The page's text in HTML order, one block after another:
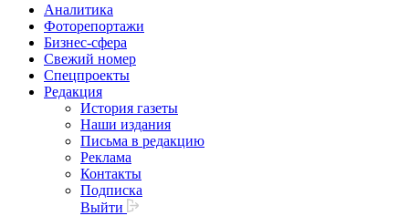
Аналитика
Фоторепортажи
Бизнес-сфера
Свежий номер
Спецпроекты
Редакция
История газеты
Наши издания
Письма в редакцию
Реклама
Контакты
Подписка
Выйти